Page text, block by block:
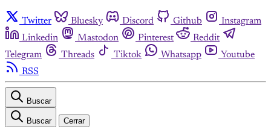
Twitter Bluesky Discord Github
Instagram
Linkedin
Mastodon Pinterest
Reddit
Telegram
Threads Tiktok Whatsapp
Youtube
RSS
Buscar
Buscar Cerrar